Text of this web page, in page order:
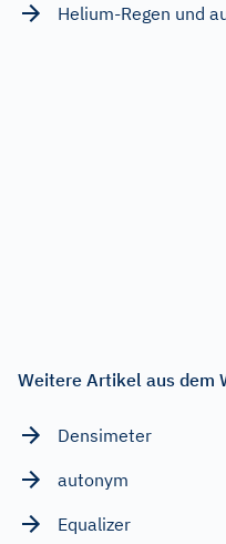
Helium-Regen und
Weitere Artikel aus dem
Densimeter
autonym
Equalizer